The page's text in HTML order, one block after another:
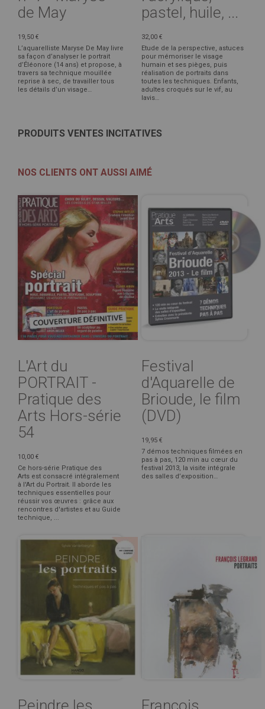
de May
19,50 €
L’aquarelliste Maryse De May livre
sa façon d’analyser le portrait
d’Éléonore (14 ans) et propose, à
travers sa technique mouillée
reprise à sec, de travailler tous
les détails d’un visage…
pastel, huile, ...
32,00 €
Etude de la perspective, astuces
pour mémoriser le visage
humain et ses pièges, puis
réalisation de portraits dans
toutes les techniques. Enfants,
adultes croqués sur le vif, au
lavis…
PRODUITS VENTES INCITATIVES
NOS CLIENTS ONT AUSSI AIMÉ
L'Art du
PORTRAIT -
Pratique des
Arts Hors-série
54
10,00 €
Ce hors-série Pratique des
Arts est consacré intégralement
à l'Art du Portrait. Il aborde les
techniques essentielles pour
réussir vos œuvres : grâce aux
rencontres d'artistes et au Guide
technique, ...
Festival
d'Aquarelle de
Brioude, le film
(DVD)
19,95 €
7 démos techniques filmées en
pas à pas, 120 min au cœur du
festival 2013, la visite intégrale
des salles d’exposition…